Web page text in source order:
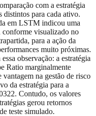
com a estratégia
para cada ativo.
em LSTM indicou uma
conforme visualizado no
para a ação da
muito próximas.
observação: a estratégia
Ratio marginalmente
na gestão de risco
da estratégia para a
Contudo, os valores
gerou retornos
teste simulado.